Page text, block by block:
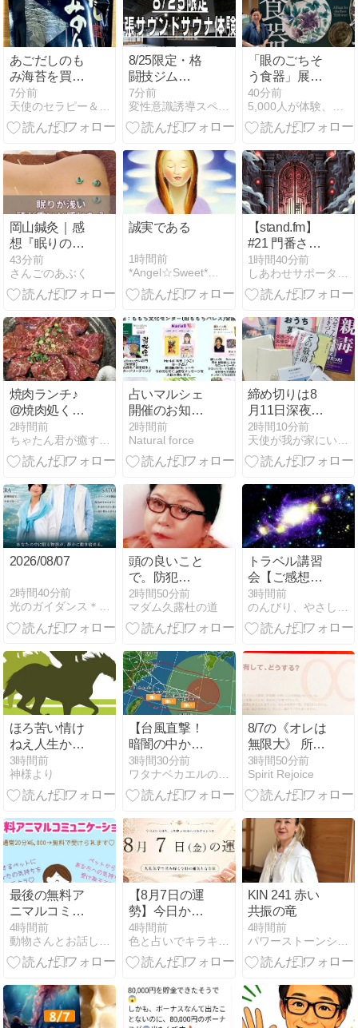
あごだしのも
み海苔を買い
ました。
7分前
天使のセラピー＆ボディケア「天使と一緒」 京阪香里園駅下車
8/25限定・格
闘技ジム
LOKAの八王
子最大級マッ
トフロアで出
ウナ体験会
7分前
変性意識誘導スペシャリストのフリートーク
「眼のごちそ
う食器」展：
「器」を見つ
めて、「暮ら
し」を見つめ
サントリー美
術館
40分前
5,000人が体験、チャクラ覚醒コンサルタントの贈り物
岡山鍼灸｜感
想『眠りの質
が良くなり体
が軽くなっ
た』｜岡山市
鍼灸院
43分前
さんごのあぶく
誠実である
1時間前
*Angel☆Sweet* いつも笑顔でいてほしいから
【stand.fm】
#21 門番さん
との約束
1時間40分前
しあわせサポーター ユトリナのブログ
焼肉ランチ♪
@焼肉処くら
ちゃん
2時間前
ちゃたん君が癒すにゃん！
占いマルシェ
開催のお知ら
せ
2時間前
Natural force
締め切りは8
月11日深夜23
時半です！
2時間10分前
天使が我が家にいるらしい
2026/08/07
2時間40分前
光のガイダンス＊宇宙語チャネラーりあん
頭の良いこと
で。防犯
（？）対策
だ！
2時間50分前
マダム久露杜の道
トラベル講習
会【ご感想】
｜「予想をは
るかに超えて
驚きながら
ちゃ楽しくて
あっという間
✨」
3時間前
のんびり、やさしく。
ほろ苦い情け
ねえ人生から
読み解く、素
晴らしい生き
方とは
3時間前
神様より
【台風直撃！
暗闇の中か
ら・・・】
3時間30分前
ワタナベカエルのブログ
8/7の《オレは
無限大》 所有
して、どうす
る？
3時間50分前
Spirit Rejoice
最後の無料ア
ニマルコミュ
ニケーション
in 大阪
4時間前
動物さんとお話し出来るAngelapin
【8月7日の運
勢】今日から
8月の始まり
｜今日の吉方
位と過ごし方
4時間前
色と占いでキラキラハッピーな未来を引寄せ
KIN 241 赤い
共振の竜
4時間前
パワーストーンショップ石花（しゃっか）のブログ